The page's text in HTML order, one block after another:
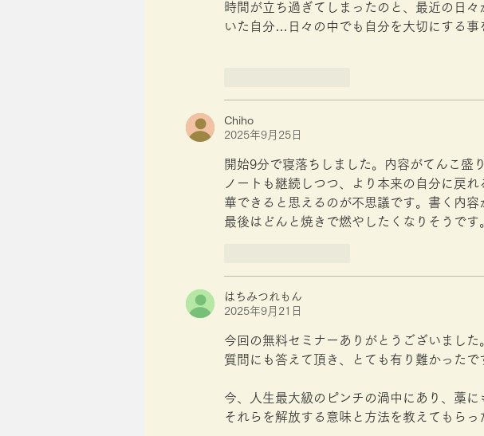
時間が立ち過ぎてしまったのと、最近の日
いた自分…日々の中でも自分を大切にする事
Chiho
2025年9月25日
開始9分で寝落ちしました。内容がてんこ盛
ノートも継続しつつ、より本来の自分に戻
華できると思えるのが不思議です。書く内
最後はどんと焼きで燃やしたくなりそうです
はちみつれもん
2025年9月21日
今回の無料セミナーありがとうございました
質問にも答えて頂き、とても有り難かったで
今、人生最大級のピンチの渦中にあり、藁
それらを解放する意味と方法を教えてもらっ